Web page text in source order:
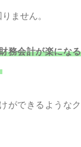
ません。
務会計が楽になる
ができるようなク